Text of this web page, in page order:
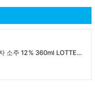
소주 12% 360ml LOTTE
cam